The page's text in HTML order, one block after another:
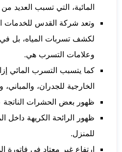
المائية، التي تسبب العديد
وتعد شركة القدس للخدمات
لكشف تسربات المياه، بل في
وعلامات التسرب هي.
كما يتسبب التسرب المائي
الخارجية للجدران،
ظهور بعض الحشرات الناتجة
ظهور الرائحة الكريهة داخل
للمنزل.
ارتفاع غير معتاد في فاتورة